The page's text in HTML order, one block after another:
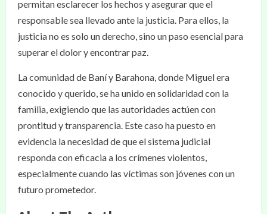
permitan esclarecer los hechos y asegurar que el
responsable sea llevado ante la justicia. Para ellos, la
justicia no es solo un derecho, sino un paso esencial para
superar el dolor y encontrar paz.
La comunidad de Baní y Barahona, donde Miguel era
conocido y querido, se ha unido en solidaridad con la
familia, exigiendo que las autoridades actúen con
prontitud y transparencia. Este caso ha puesto en
evidencia la necesidad de que el sistema judicial
responda con eficacia a los crímenes violentos,
especialmente cuando las víctimas son jóvenes con un
futuro prometedor.